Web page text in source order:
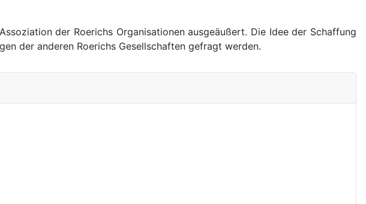
der Roerichs Organisationen ausgeäußert. Die Idee der Schaffung
der anderen Roerichs Gesellschaften gefragt werden.